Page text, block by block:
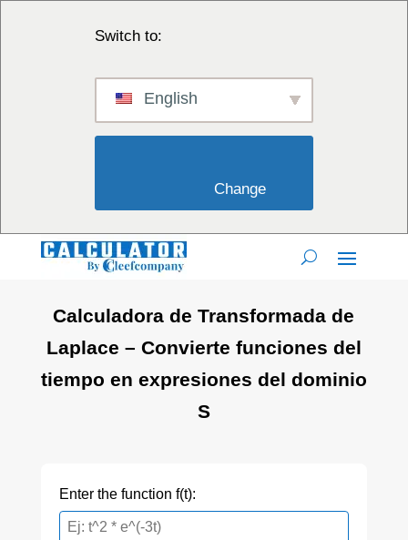
Switch to:
English
Calculadora de Transformada de
Laplace – Convierte funciones del
tiempo en expresiones del dominio
S
Enter the function f(t):